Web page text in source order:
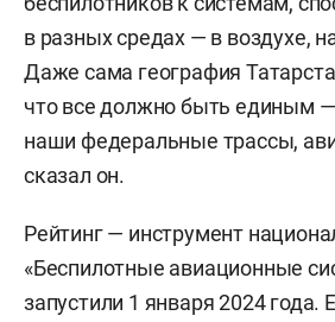
в разных средах — в воздухе,
Даже сама география
что все должно быть единым —
наши федеральные трассы,
сказал он.
Рейтинг — инструмент
«Беспилотные авиационные
запустили 1 января 2024 года.